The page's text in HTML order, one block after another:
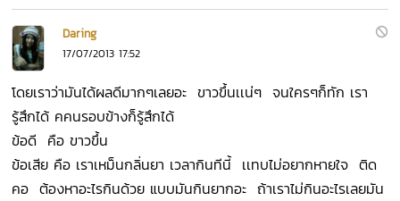
Daring
17/07/2013 17:52
โดยเราว่ามันได้ผลดีมากๆเลยอะ ขาวขึ้นเเน่ๆ จนใครๆก็ทัก เรา
รู้สึกได้ คคนรอบข้างก็รู้สึกได้
ข้อดี คือ ขาวขึ้น
ข้อเสีย คือ เราเหม็นกลิ่นยา เวลากินทีนี้ เเทบไม่อยากหายใจ ติด
คอ ต้องหาอะไรกินด้วย แบบมันกินยากอะ ถ้าเราไม่กินอะไรเลยมัน